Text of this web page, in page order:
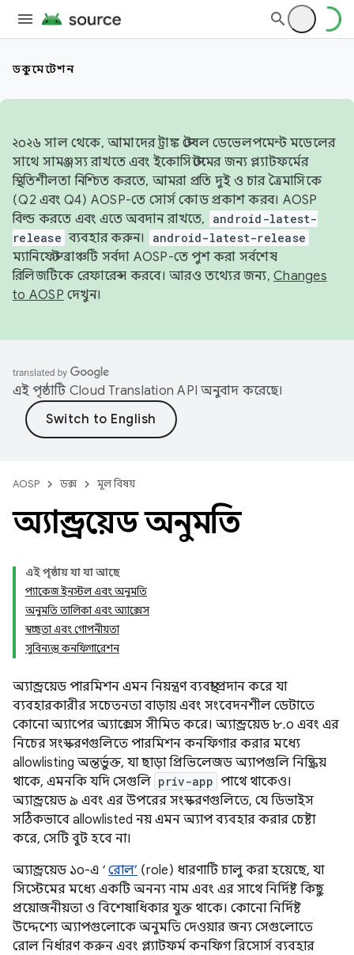
ডকুমেন্টেশন
২০২৬ সাল থেকে, আমাদের ট্রাঙ্ক স্টেবল ডেভেলপমেন্ট মডেলের
সাথে সামঞ্জস্য রাখতে এবং ইকোসিস্টেমের জন্য প্ল্যাটফর্মের
স্থিতিশীলতা নিশ্চিত করতে, আমরা প্রতি দুই ও চার ত্রৈমাসিকে
(Q2 এবং Q4) AOSP-তে সোর্স কোড প্রকাশ করব। AOSP
বিল্ড করতে এবং এতে অবদান রাখতে,
android-latest-
release ব্যবহার করুন। android-latest-release
ম্যানিফেস্ট ব্রাঞ্চটি সর্বদা AOSP-তে পুশ করা সর্বশেষ
রিলিজটিকে রেফারেন্স করবে। আরও তথ্যের জন্য, Changes
to AOSP দেখুন।
এই পৃষ্ঠাটি Cloud Translation API অনুবাদ করেছে।
AOSP ডক্স মূল বিষয়
অ্যান্ড্রয়েড অনুমতি
এই পৃষ্ঠায় যা যা আছে
প্যাকেজ ইনস্টল এবং অনুমতি
অনুমতি তালিকা এবং অ্যাক্সেস
স্বচ্ছতা এবং গোপনীয়তা
সুবিন্যস্ত কনফিগারেশন
অ্যান্ড্রয়েড পারমিশন এমন নিয়ন্ত্রণ ব্যবস্থা প্রদান করে যা
ব্যবহারকারীর সচেতনতা বাড়ায় এবং সংবেদনশীল ডেটাতে
কোনো অ্যাপের অ্যাক্সেস সীমিত করে। অ্যান্ড্রয়েড ৮.০ এবং এর
নিচের সংস্করণগুলিতে পারমিশন কনফিগার করার মধ্যে
allowlisting অন্তর্ভুক্ত, যা ছাড়া প্রিভিলেজড অ্যাপগুলি নিষ্ক্রিয়
থাকে, এমনকি যদি সেগুলি priv-app পাথে থাকেও।
অ্যান্ড্রয়েড ৯ এবং এর উপরের সংস্করণগুলিতে, যে ডিভাইস
সঠিকভাবে allowlisted নয় এমন অ্যাপ ব্যবহার করার চেষ্টা
করে, সেটি বুট হবে না।
অ্যান্ড্রয়েড ১০-এ ‘ রোল’ (role) ধারণাটি চালু করা হয়েছে, যা
সিস্টেমের মধ্যে একটি অনন্য নাম এবং এর সাথে নির্দিষ্ট কিছু
প্রয়োজনীয়তা ও বিশেষাধিকার যুক্ত থাকে। কোনো নির্দিষ্ট
উদ্দেশ্যে অ্যাপগুলোকে অনুমতি দেওয়ার জন্য সেগুলোতে
রোল নির্ধারণ করুন এবং প্ল্যাটফর্ম কনফিগ রিসোর্স ব্যবহার